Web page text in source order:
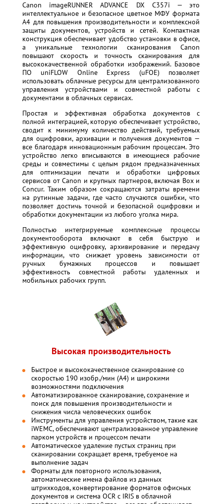
Canon imageRUNNER ADVANCE DX C357i — это
интеллектуальное и безопасное цветное МФУ формата
A4 для повышения производительности и комплексной
защиты документов, устройств и сетей. Компактная
конструкция обеспечивает удобство установки в офисе,
а уникальные технологии сканирования Canon
повышают скорость и точность сканирования для
высококачественной обработки изображений. Базовое
ПО uniFLOW Online Express (uFOE) позволяет
использовать облачные ресурсы для централизованного
управления устройствами и совместной работы с
документами в облачных сервисах.
Простая и эффективная обработка документов с
полной интеграцией, которую обеспечивает устройство,
сводит к минимуму количество действий, требуемых
для оцифровки, архивации и получения документов —
все благодаря инновационным рабочим процессам. Это
устройство легко вписываются в имеющиеся рабочие
среды и совместимы с целым рядом предназначенных
для оптимизации печати и обработки цифровых
сервисов от Canon и крупных партнеров, включая Box и
Concur. Таким образом сокращаются затраты времени
на рутинные задачи, где часто случаются ошибки, что
позволяет достичь точной и безопасной оцифровки и
обработки документации из любого уголка мира.
Полностью интегрируемые комплексные процессы
документооборота включают в себя быструю и
эффективную оцифровку, архивирование и передачу
информации, что снижает уровень зависимости от
ручных бумажных процессов и повышает
эффективность совместной работы удаленных и
мобильных рабочих групп.
Высокая производительность
Быстрое и высококачественное сканирование со
скоростью 190 изобр./мин (A4) и широкими
возможностями подключения
Автоматизированное сканирование, сохранение и
поиск для повышения производительности и
снижения числа человеческих ошибок
Инструменты для управления устройством, такие как
iWEMC, обеспечивают централизованное управление
парком устройств и процессом печати
Автоматическое удаление пустых страниц при
сканировании сокращает время, требуемое на
выполнение задач
Форматы для повторного использования,
автоматические имена файлов из данных
штрихкодов, конвертирование форматов офисных
документов и система OCR с IRIS в облачной